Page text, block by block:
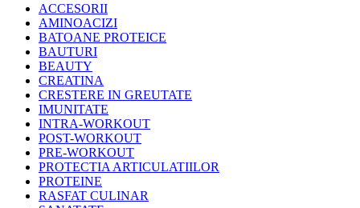
ACCESORII
AMINOACIZI
BATOANE PROTEICE
BAUTURI
BEAUTY
CREATINA
CRESTERE IN GREUTATE
IMUNITATE
INTRA-WORKOUT
POST-WORKOUT
PRE-WORKOUT
PROTECTIA ARTICULATIILOR
PROTEINE
RASFAT CULINAR